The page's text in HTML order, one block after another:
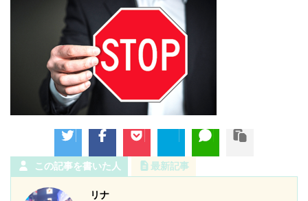
この記事を書いた人 最新記事
リナ